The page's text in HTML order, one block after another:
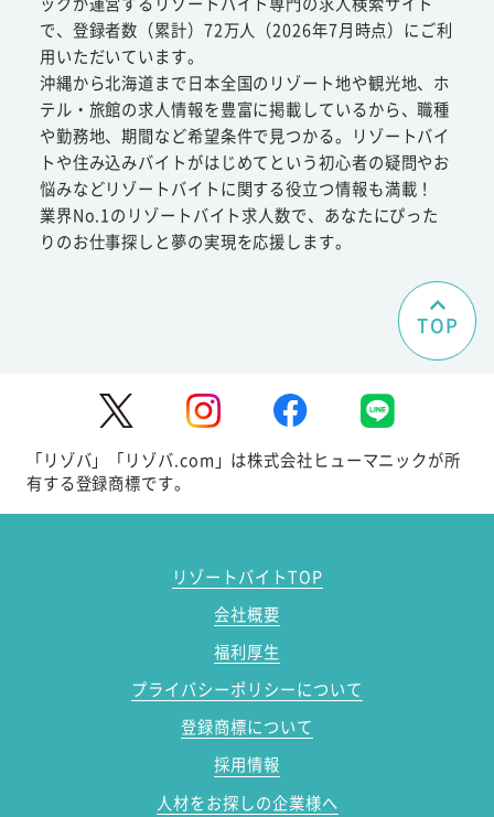
で、登録者数（累計）72万人（2026年7月時点）にご利
用いただいています。
沖縄から北海道まで日本全国のリゾート地や観光地、ホ
テル・旅館の求人情報を豊富に掲載しているから、職種
や勤務地、期間など希望条件で見つかる。リゾートバイ
トや住み込みバイトがはじめてという初心者の疑問やお
悩みなどリゾートバイトに関する役立つ情報も満載！
業界No.1のリゾートバイト求人数で、あなたにぴった
りのお仕事探しと夢の実現を応援します。
TOP
「リゾバ」「リゾバ.com」は株式会社ヒューマニックが所
有する登録商標です。
リゾートバイトTOP
会社概要
福利厚生
プライバシーポリシーについて
登録商標について
採用情報
人材をお探しの企業様へ